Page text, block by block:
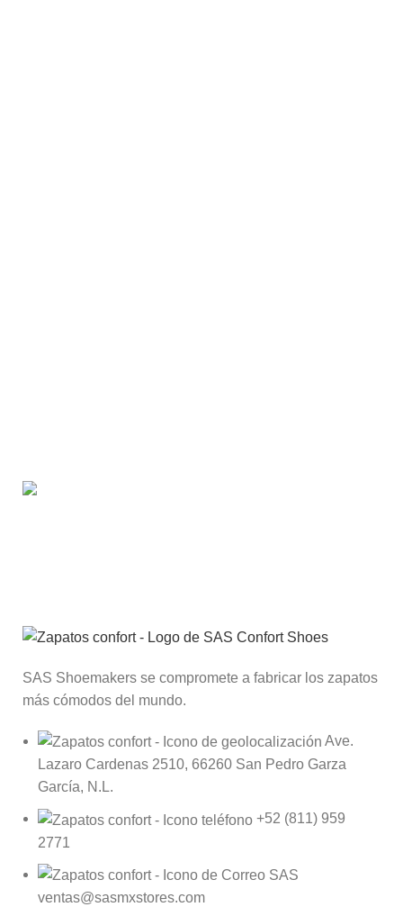
SAS Shoemakers se compromete a fabricar los zapatos
más cómodos del mundo.
Ave.
Lazaro Cardenas 2510, 66260 San Pedro Garza
García, N.L.
+52 (811) 959
2771
ventas@sasmxstores.com